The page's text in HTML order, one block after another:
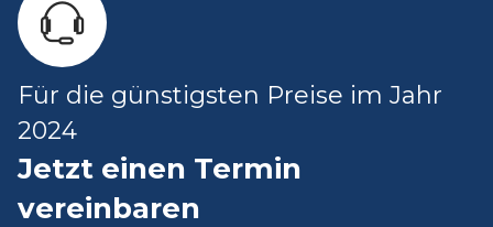
Für die günstigsten Preise im Jahr
2024
Jetzt einen Termin
vereinbaren